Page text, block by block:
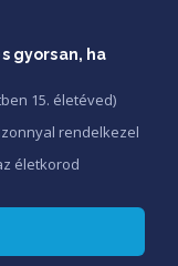
gyorsan, ha
15. életéved)
rendelkezel
életkorod